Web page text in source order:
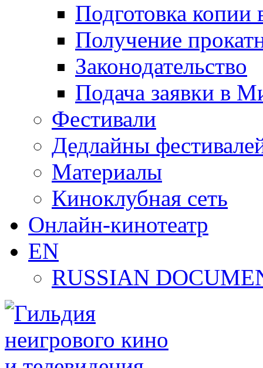
Подготовка копии
Получение
Законодательство
Подача заявки в
Фестивали
Дедлайны
Материалы
Киноклубная сеть
Онлайн-кинотеатр
EN
RUSSIAN